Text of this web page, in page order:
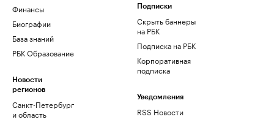
Финансы
Биографии
База знаний
РБК Образование
Новости
регионов
Санкт-Петербург
и область
Подписки
Скрыть баннеры
на РБК
Подписка на РБК
Корпоративная
подписка
Уведомления
RSS Новости